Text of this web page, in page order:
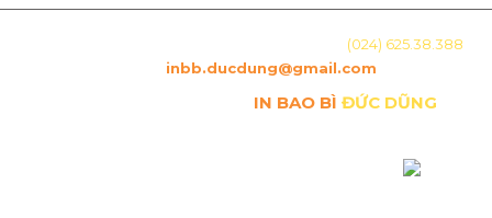
(024) 625.38.388
inbb.ducdung@gmail.com
IN BAO BÌ ĐỨC DŨNG